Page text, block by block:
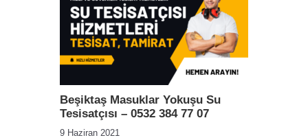
Beşiktaş Masuklar Yokuşu Su
Tesisatçısı – 0532 384 77 07
9 Haziran 2021